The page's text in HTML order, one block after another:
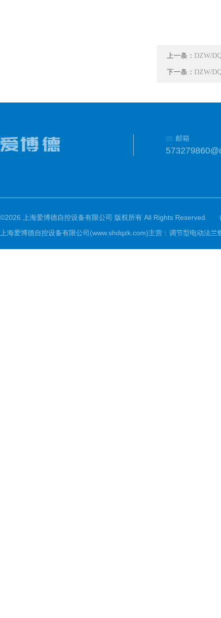
上一条： DZW/
下一条： DZW/
邮箱
©2026 上海爱博德自控设备有限公司 版权所有 All Rights Reserved.
上海爱博德自控设备有限公司(www.shdqzk.com)主营：调节型电动法